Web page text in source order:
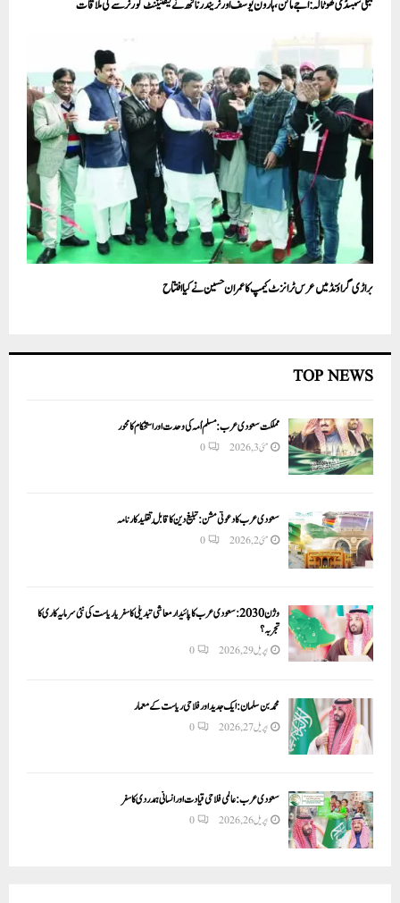
بجلی سبسڈی گھوٹالہ: اجے ماکن، ہارون یوسف اورنریندرناتھ نےلیفٹیننٹ گورنر سے کی ملاقات
براڑی گراؤنڈ میں عرس ٹرانزٹ کیمپ کا عمران حسین نے کیا افتتاح
TOP NEWS
مملکت سعودی عرب: مسلم اُمہ کی وحدت اور استحکام کا محور
مئی 3, 2026 0
سعودی عرب کا دعوتی مشن: تبلیغ دین کا قابلِ تقلید کارنامہ
مئی 2, 2026 0
وژن 2030:سعودی عرب کا پائیدار معاشی تبدیلی کا سفر یا ریاست کی نئی سرمایہ کاری کا
تجربہ؟
اپریل 29, 2026 0
محمد بن سلمان: ایک جدید اور فلاحی ریاست کے معمار
اپریل 27, 2026 0
سعودی عرب: عالمی فلاحی قیادت اور انسانی ہمدردی کا سفر
اپریل 26, 2026 0